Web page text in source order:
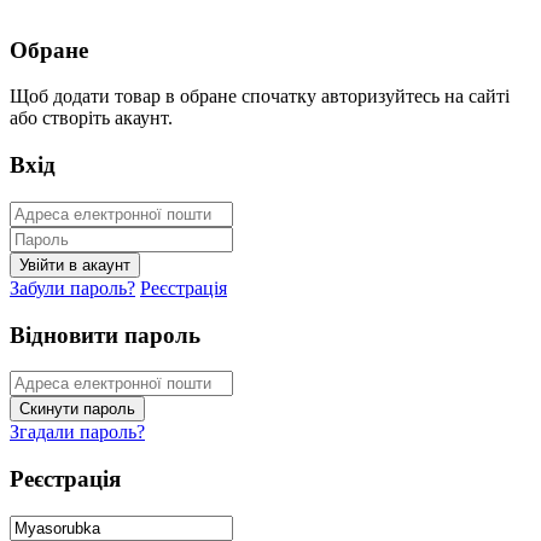
Обране
Щоб додати товар в обране спочатку авторизуйтесь на сайті
або створіть акаунт.
Вхід
Забули пароль? Реєстрація
Відновити пароль
Згадали пароль?
Реєстрація